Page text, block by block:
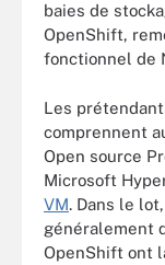
baies de
OpenShift,
fonctionnel de
Les
comprennent
Open source
Microsoft
VM. Dans le
généralement
OpenShift ont